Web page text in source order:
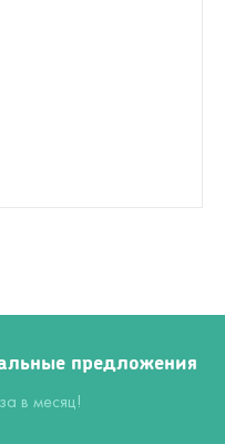
предложения
в месяц!